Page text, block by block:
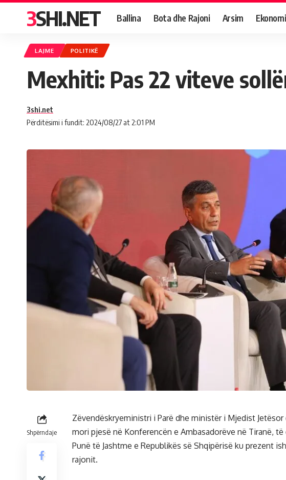
3SHI.NET Ballina Bota dhe Rajoni Arsim Ekonomi
LAJME POLITIKË
Mexhiti: Pas 22 viteve
Përditësimi i fundit: 2024/08/27 at 2:01 PM
3shi.net
Shpërndaje
Zëvendëskryeministri i Parë dhe ministër i Mjedist
mori pjesë në Konferencën e Ambasadorëve në Tiranë,
Punë të Jashtme e Republikës së Shqipërisë ku prezent
rajonit.